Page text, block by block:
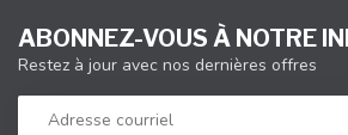
ABONNEZ-VOUS À NOTRE
Restez à jour avec nos dernières offres